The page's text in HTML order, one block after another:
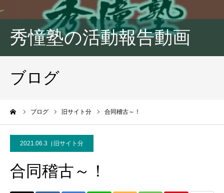
秀憧塾の活動報告動画
ブログ
ブログ 旧サイト分 合同稽古～！
2021.06.3 旧サイト分
合同稽古～！